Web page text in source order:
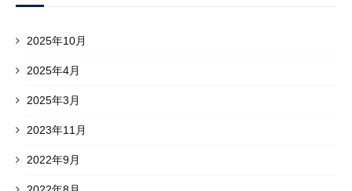
2025年10月
2025年4月
2025年3月
2023年11月
2022年9月